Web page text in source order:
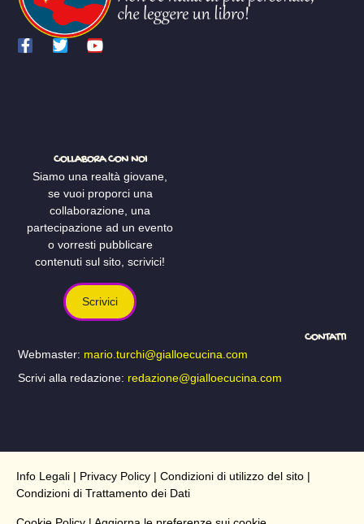
COLLABORA CON NOI
Siamo una realtà giovane,
se vuoi proporci una
collaborazione, una
partecipazione ad un evento
o vorresti pubblicare
contenuti sul sito, scrivici!
Scrivici
CONTATTI
Webmaster: mario.turchi@gialloecucina.com
Scrivi alla redazione: redazione@gialloecucina.com
Info Legali | Privacy Policy | Condizioni di utilizzo del sito |
Condizioni di Trattamento dei Dati